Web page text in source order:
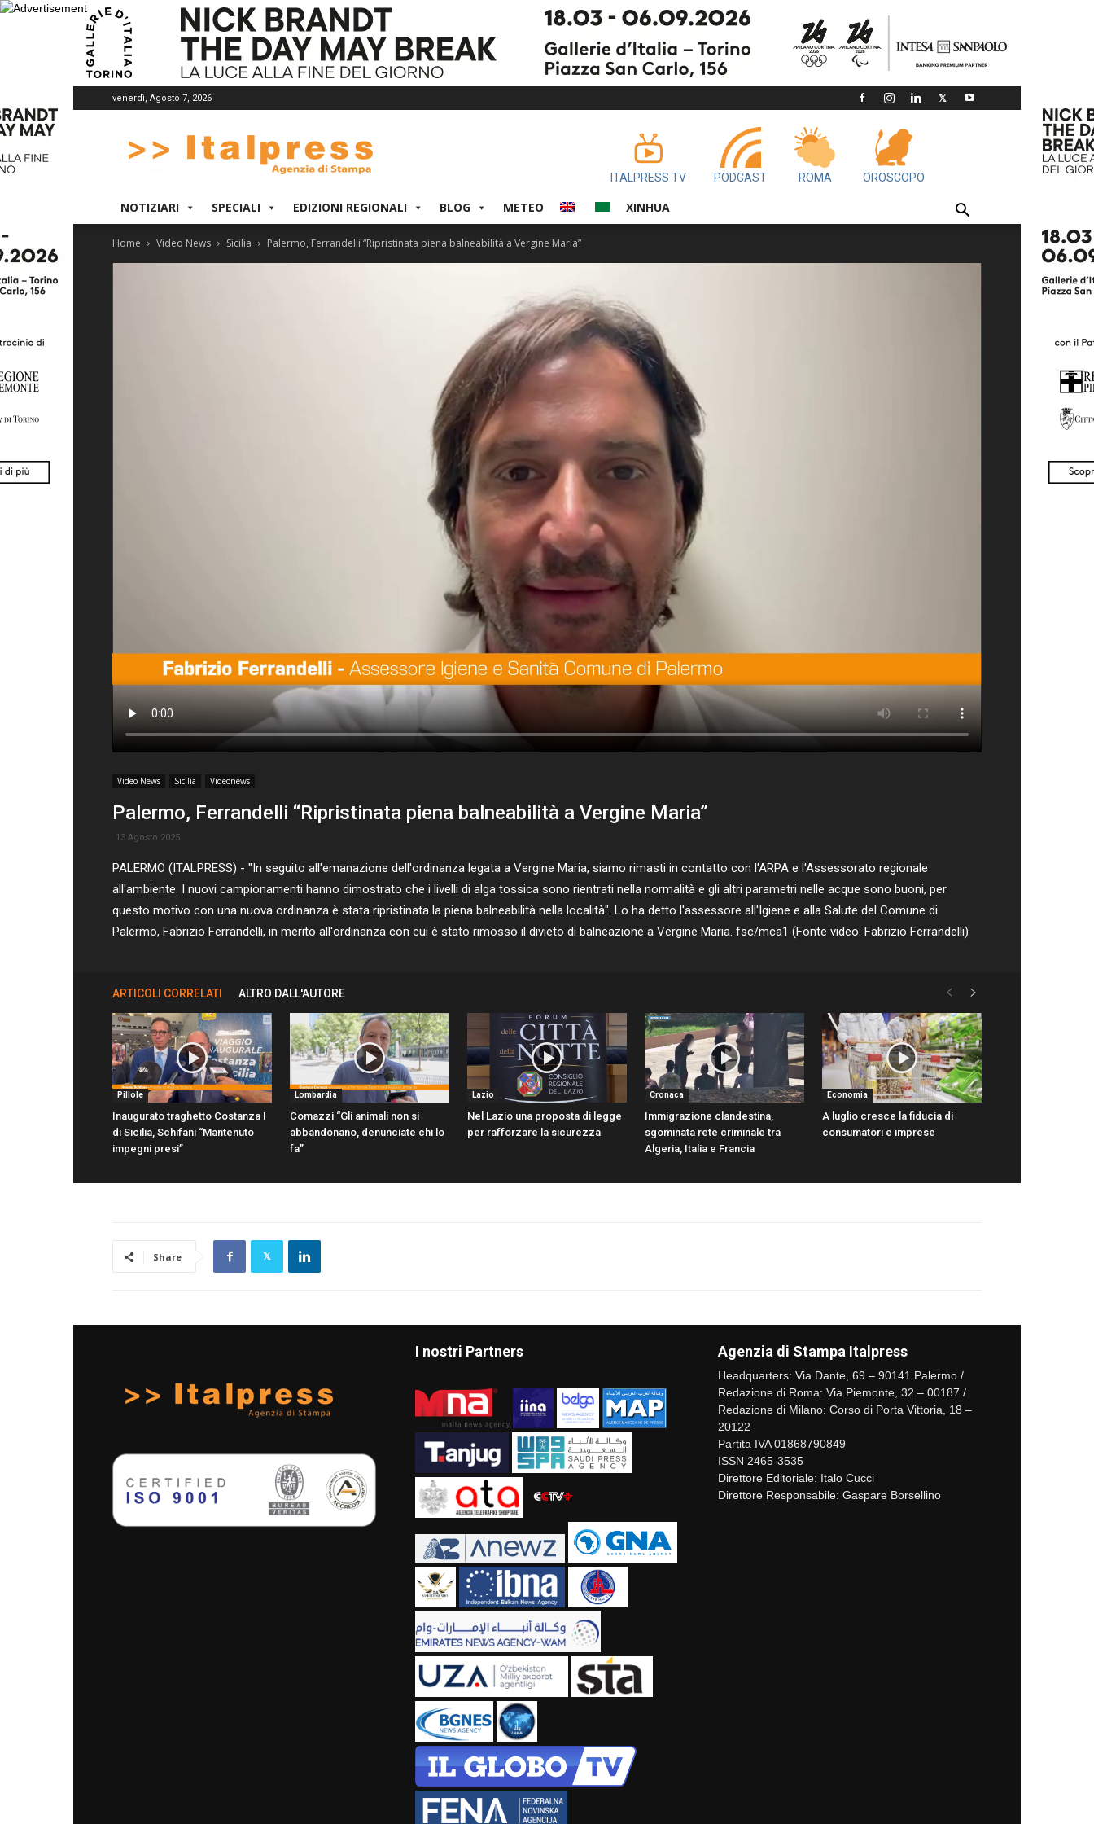
venerdì, Agosto 7, 2026
ITALPRESS TV PODCAST ROMA OROSCOPO
NOTIZIARI SPECIALI EDIZIONI REGIONALI BLOG METEO XINHUA
Home Video News Sicilia Palermo, Ferrandelli “Ripristinata piena balneabilità a Vergine Maria”
Video News Sicilia Videonews
Palermo, Ferrandelli “Ripristinata piena balneabilità a Vergine Maria”
13 Agosto 2025
PALERMO (ITALPRESS) - "In seguito all'emanazione dell'ordinanza legata a Vergine Maria, siamo rimasti in contatto con l'ARPA e l'Assessorato regionale
all'ambiente. I nuovi campionamenti hanno dimostrato che i livelli di alga tossica sono rientrati nella normalità e gli altri parametri nelle acque sono buoni, per
questo motivo con una nuova ordinanza è stata ripristinata la piena balneabilità nella località". Lo ha detto l'assessore all'Igiene e alla Salute del Comune di
Palermo, Fabrizio Ferrandelli, in merito all'ordinanza con cui è stato rimosso il divieto di balneazione a Vergine Maria. fsc/mca1 (Fonte video: Fabrizio Ferrandelli)
ARTICOLI CORRELATI ALTRO DALL'AUTORE
Pillole
Inaugurato traghetto Costanza I
di Sicilia, Schifani “Mantenuto
impegni presi”
Lombardia
Comazzi “Gli animali non si
abbandonano, denunciate chi lo
fa”
Lazio
Nel Lazio una proposta di legge
per rafforzare la sicurezza
Cronaca
Immigrazione clandestina,
sgominata rete criminale tra
Algeria, Italia e Francia
Economia
A luglio cresce la fiducia di
consumatori e imprese
Share
I nostri Partners Agenzia di Stampa Italpress
Headquarters: Via Dante, 69 – 90141 Palermo /
Redazione di Roma: Via Piemonte, 32 – 00187 /
Redazione di Milano: Corso di Porta Vittoria, 18 –
20122
Partita IVA 01868790849
ISSN 2465-3535
Direttore Editoriale: Italo Cucci
Direttore Responsabile: Gaspare Borsellino